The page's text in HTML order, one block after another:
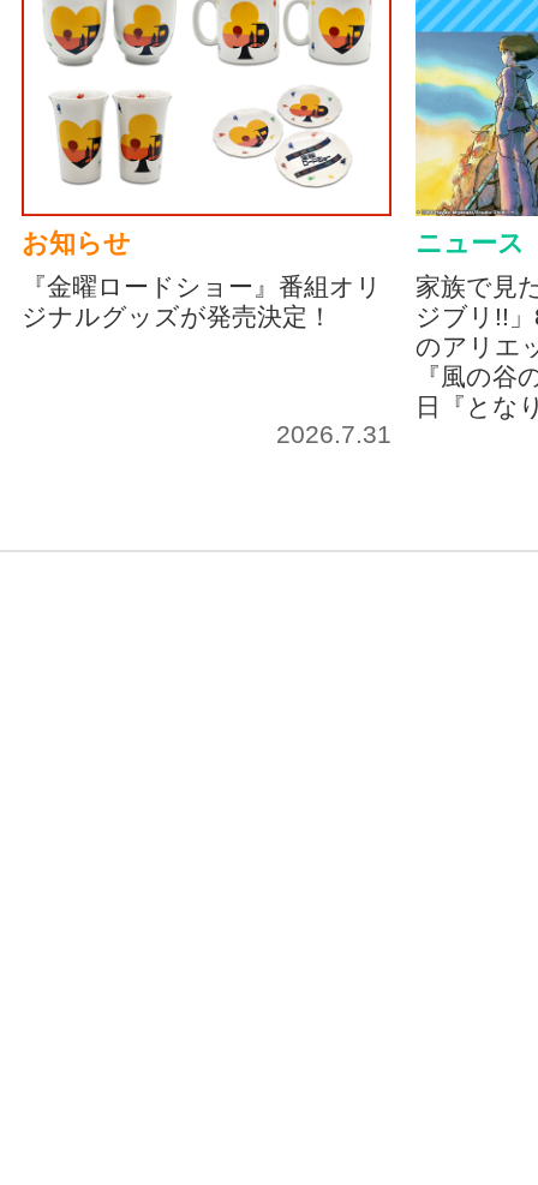
お知らせ
『金曜ロードショー』番組オリ
ジナルグッズが発売決定！
2026.7.31
ニュース
家族で見
ジブリ!!
のアリエ
『風の谷
日『とな